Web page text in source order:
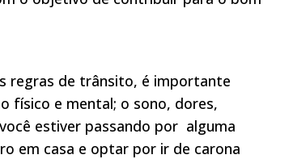
regras de trânsito, é importante
físico e mental; o sono, dores,
estiver passando por alguma
em casa e optar por ir de carona